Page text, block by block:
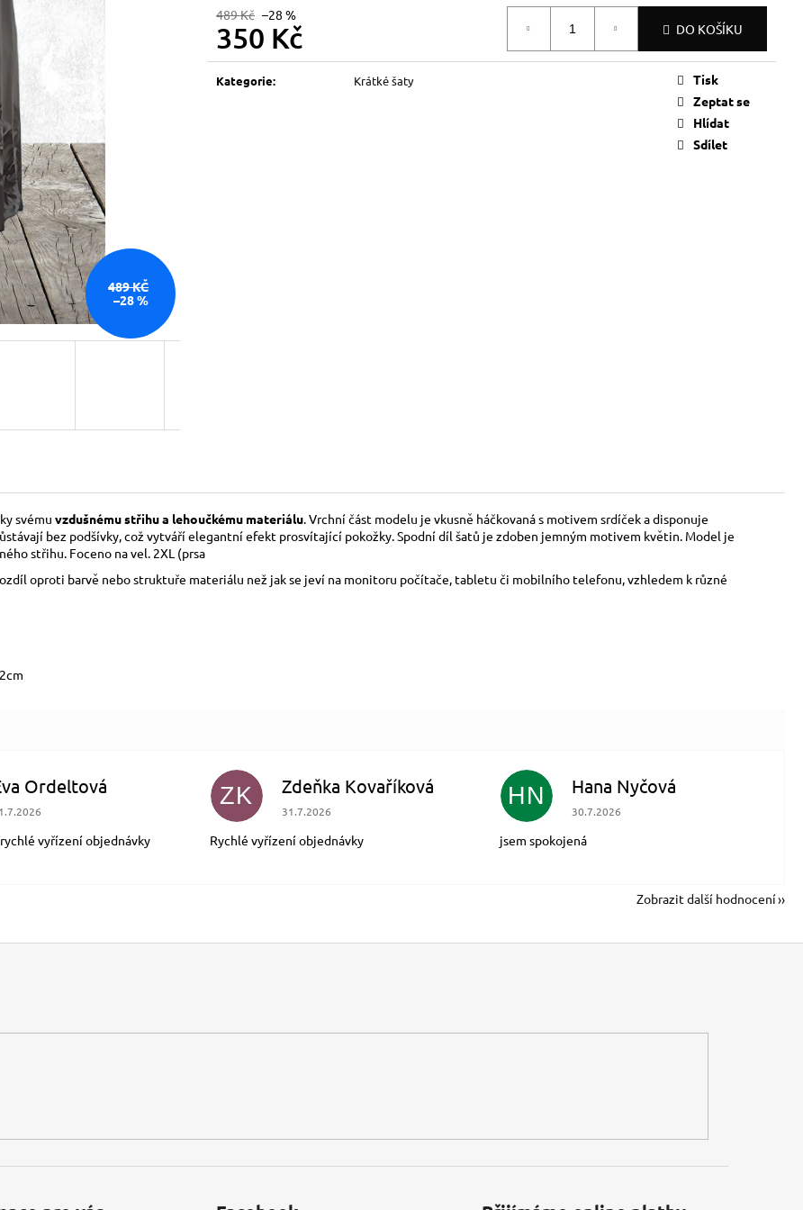
489 Kč –28 %
350 Kč
Měrná
cena:
DO KOŠÍKU
Kategorie: Krátké šaty
Tisk
Zeptat se
Hlídat
Sdílet
489 KČ
–28 %
svému vzdušnému střihu a lehoučkému materiálu. Vrchní část modelu je vkusně háčkovaná s motivem srdíček a disponuje
bez podšívky, což vytváří elegantní efekt prosvítající pokožky. Spodní díl šatů je zdoben jemným motivem květin. Model je
střihu. Foceno na vel. 2XL (prsa
oproti barvě nebo struktuře materiálu než jak se jeví na monitoru počítače, tabletu či mobilního telefonu, vzhledem k různé
Ordeltová
obchodu je 5 z 5 hvězdiček.
vyřízení objednávky
ZK Zdeňka Kovaříková
Hodnocení obchodu je 5 z 5 hvězdiček.
31.7.2026
Rychlé vyřízení objednávky
HN Hana Nyčová
Hodnocení obchodu je 5 z 5 hvězdiček.
30.7.2026
jsem spokojená
Zobrazit další hodnocení